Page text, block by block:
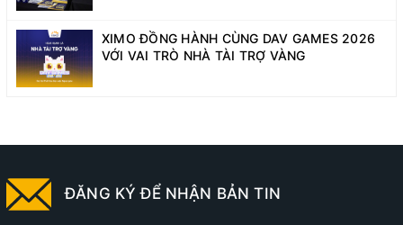
XIMO ĐỒNG HÀNH CÙNG DAV GAMES 2026
VỚI VAI TRÒ NHÀ TÀI TRỢ VÀNG
ĐĂNG KÝ ĐỂ NHẬN BẢN TIN